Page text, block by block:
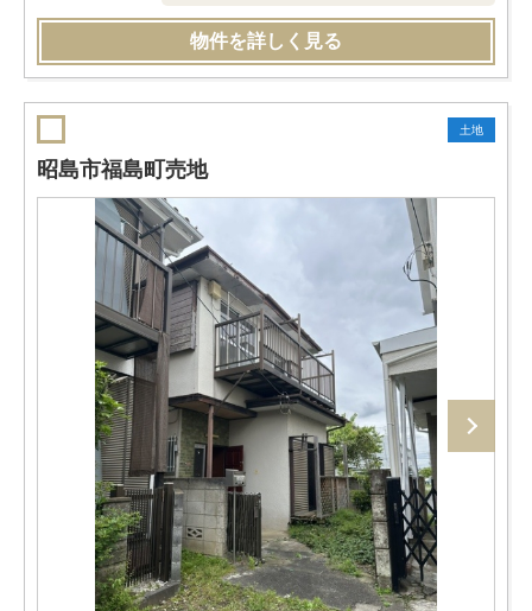
物件を詳しく見る
土地
昭島市福島町売地